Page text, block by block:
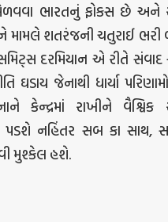
મેળવવા ભારતનું ફોકસ છે અને
મામલે શતરંજની ચતુરાઈ ભરી
દરમિયાન એ રીતે સંવાદ
ઘડાય જેનાથી ધાર્યા
કેન્દ્રમાં રાખીને વૈશ્વિક
પડશે નહિંતર સબ કા સાથ,
મુશ્કેલ હશે.